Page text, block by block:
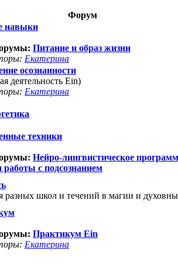
Форум
навыки
Питание и образ жизни
Екатерина
осознанности
деятельность Ein)
Екатерина
техники
Нейро-лингвистическое
работы с подсознанием
разных школ и течений в магии и
Практикум Ein
Екатерина